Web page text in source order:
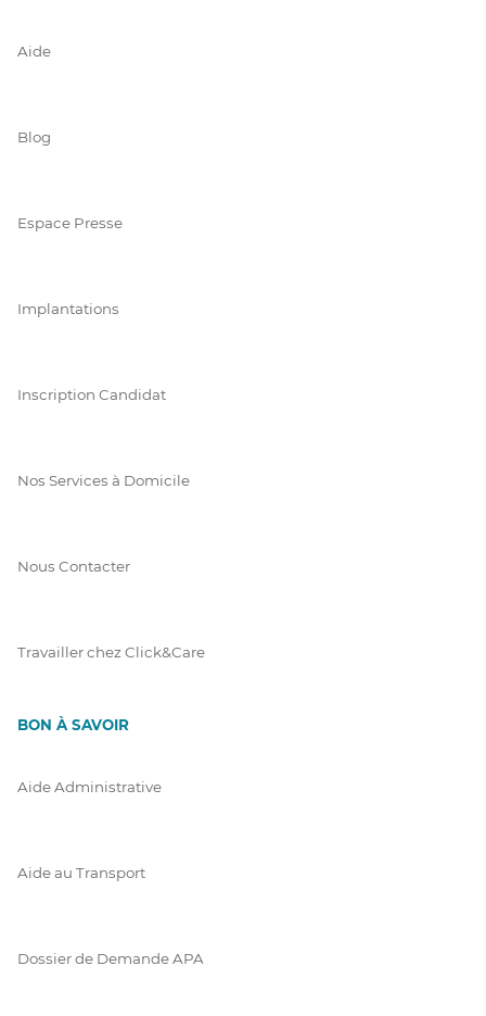
Aide
Blog
Espace Presse
Implantations
Inscription Candidat
Nos Services à Domicile
Nous Contacter
Travailler chez Click&Care
BON À SAVOIR
Aide Administrative
Aide au Transport
Dossier de Demande APA